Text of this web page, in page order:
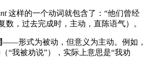
这样的一个动词就包含了：“他们曾经
数，过去完成时，主动，直陈语气）。
——形式为被动，但意义为主动。例如，
“我被劝说”），实际上意思是“我劝